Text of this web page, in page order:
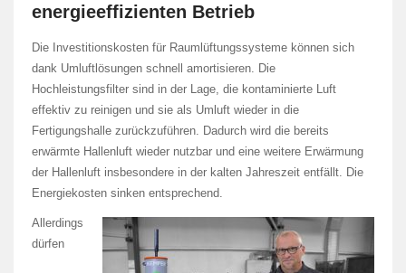
energieeffizienten Betrieb
Die Investitionskosten für Raumlüftungssysteme können sich
dank Umluftlösungen schnell amortisieren. Die
Hochleistungsfilter sind in der Lage, die kontaminierte Luft
effektiv zu reinigen und sie als Umluft wieder in die
Fertigungshalle zurückzuführen. Dadurch wird die bereits
erwärmte Hallenluft wieder nutzbar und eine weitere Erwärmung
der Hallenluft insbesondere in der kalten Jahreszeit entfällt. Die
Energiekosten sinken entsprechend.
Allerdings
dürfen